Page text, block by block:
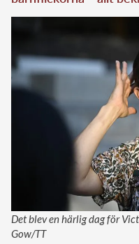
Det blev en härlig dag för
Gow/TT